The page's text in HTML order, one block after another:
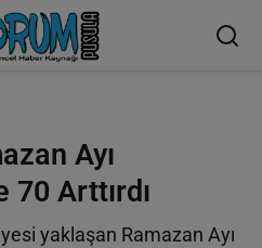
Ayı
70 Arttırdı
yaklaşan Ramazan Ayı